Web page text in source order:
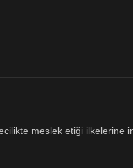
meslek etiği ilkelerine